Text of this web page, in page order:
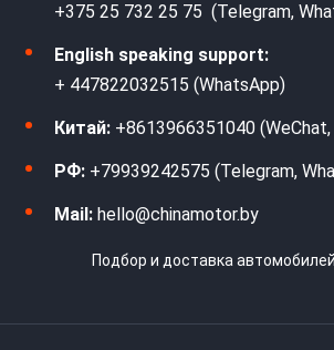
+375 25 732 25 75 (Telegram,
English speaking support:
+ 447822032515 (WhatsApp)
Китай: +8613966351040
РФ: +79939242575 (Telegram,
Mail: hello@chinamotor.by
Подбор и доставка